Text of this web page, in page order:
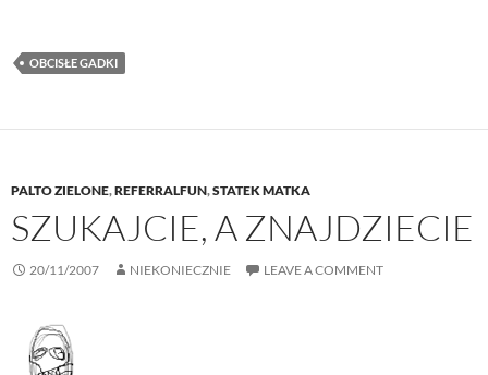
OBCISŁE GADKI
PALTO ZIELONE,REFERRALFUN,STATEK MATKA
SZUKAJCIE, A ZNAJDZIECIE
20/11/2007 NIEKONIECZNIE LEAVE A COMMENT